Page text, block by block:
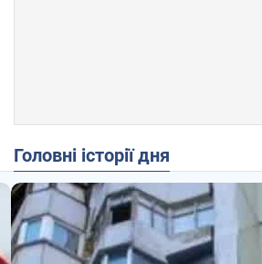
Головні історії дня